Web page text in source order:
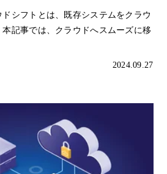
シフトとは、既存システムをクラウ
本記事では、クラウドへスムーズに移
2024.09.27